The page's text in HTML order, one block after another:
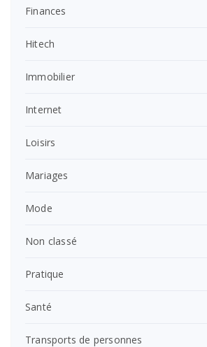
Finances
Hitech
Immobilier
Internet
Loisirs
Mariages
Mode
Non classé
Pratique
Santé
Transports de personnes